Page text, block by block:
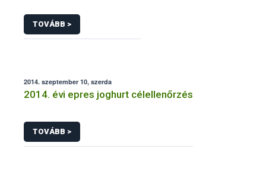
TOVÁBB >
2014. szeptember 10, szerda
2014. évi epres joghurt célellenőrzés
TOVÁBB >